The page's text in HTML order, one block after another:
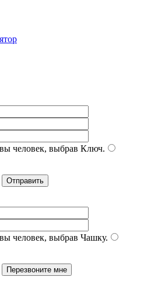
человек, выбрав Ключ.
человек, выбрав Чашку.